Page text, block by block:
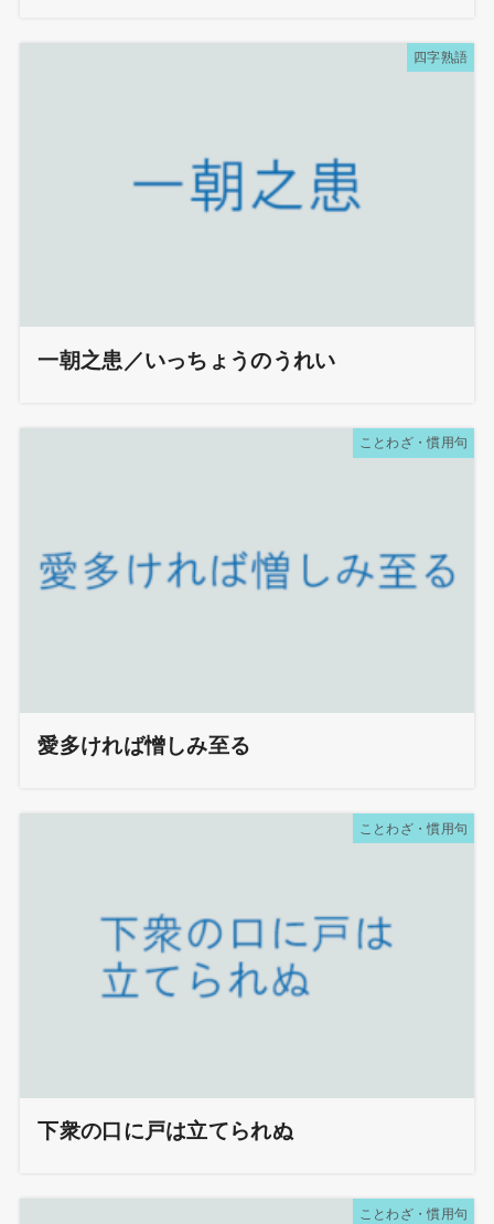
四字熟語
一朝之患／いっちょうのうれい
ことわざ・慣用句
愛多ければ憎しみ至る
ことわざ・慣用句
下衆の口に戸は立てられぬ
ことわざ・慣用句